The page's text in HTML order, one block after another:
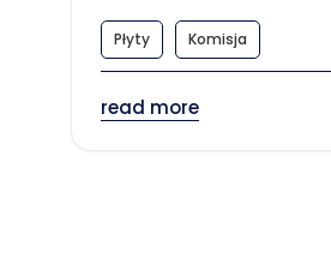
Płyty Komisja
read more